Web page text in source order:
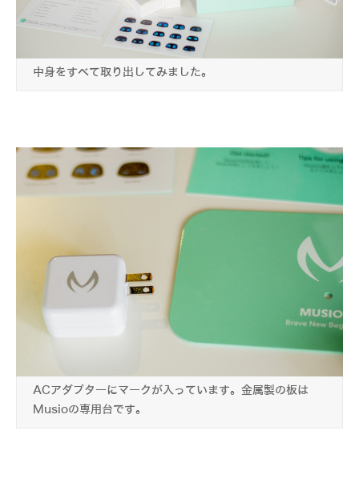
中身をすべて取り出してみました。
ACアダプターにマークが入っています。金属製の板は
Musioの専用台です。